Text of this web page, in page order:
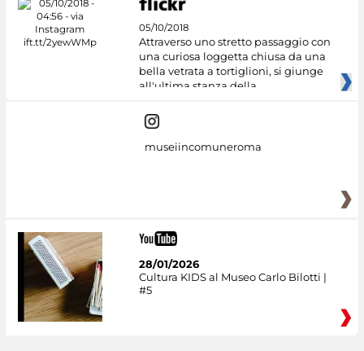
05/10/2018
Attraverso uno stretto passaggio con
una curiosa loggetta chiusa da una
bella vetrata a tortiglioni, si giunge
all'ultima stanza della
museiincomuneroma
28/01/2026
Cultura KIDS al Museo Carlo Bilotti |
#5